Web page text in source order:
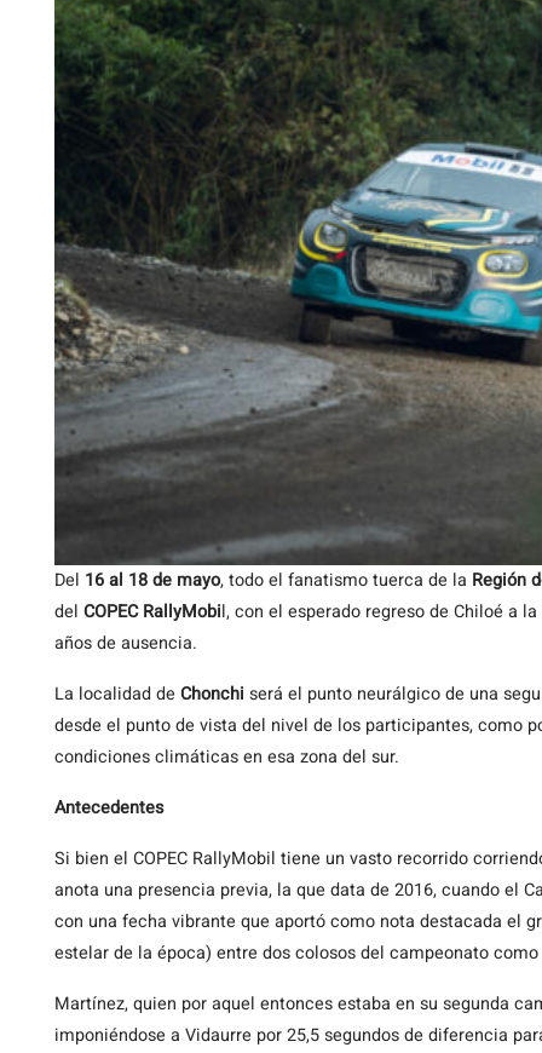
Del 16 al 18 de mayo, todo el fanatismo tuerca de la Región
del COPEC RallyMobil, con el esperado regreso de Chiloé a
años de ausencia.
La localidad de Chonchi será el punto neurálgico de una
desde el punto de vista del nivel de los participantes, como
condiciones climáticas en esa zona del sur.
Antecedentes
Si bien el COPEC RallyMobil tiene un vasto recorrido
anota una presencia previa, la que data de 2016, cuando el
con una fecha vibrante que aportó como nota destacada el
estelar de la época) entre dos colosos del campeonato como
Martínez, quien por aquel entonces estaba en su segunda
imponiéndose a Vidaurre por 25,5 segundos de diferencia